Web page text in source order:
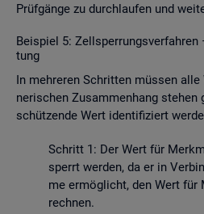
Prüf­gän­ge zu durch­lau­fen und
Bei­spiel 5:
tung
In meh­re­ren Schrit­ten müs­sen
ne­ri­schen Zu­sam­men­hang ste­hen
schüt­zen­de Wert iden­ti­fi­ziert
Schritt 1: Der Wert für
sperrt wer­den, da er in
me er­mög­licht, den Wert für
rech­nen.